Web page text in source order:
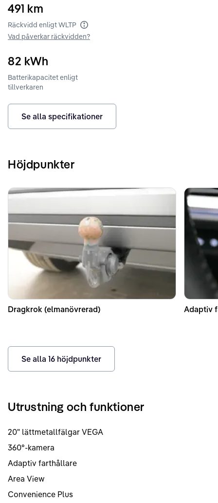
491 km
Räckvidd enligt WLTP Räckvidd enligt WLTP
Vad påverkar räckvidden?
82 kWh
Batterikapacitet enligt
tillverkaren
Se alla specifikationer
Höjdpunkter
Dragkrok (elmanövrerad) Adaptiv
Se alla 16 höjdpunkter
Utrustning och funktioner
20" lättmetallfälgar VEGA
360°-kamera
Adaptiv farthållare
Area View
Convenience Plus